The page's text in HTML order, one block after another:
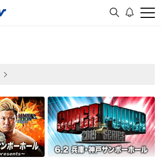
サマーアクションシリーズ2026 7月25日 兵庫・神戸サンボーホール 2019 SUPER POWER SERIES [最終戦] 2019年6月2日 兵庫・神戸サンボーホール＜全試合＞＜見逃し配信＞